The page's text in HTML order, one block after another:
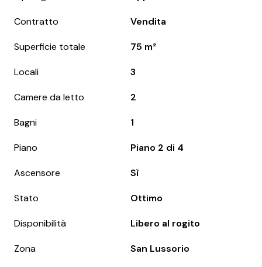
Contratto Vendita
Superficie totale 75 m²
Locali 3
Camere da letto 2
Bagni 1
Piano Piano 2 di 4
Ascensore Sì
Stato Ottimo
Disponibilità Libero al rogito
Zona San Lussorio